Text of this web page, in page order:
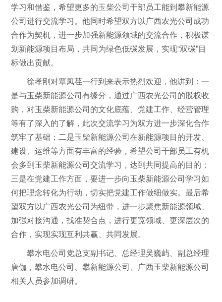
学习和借鉴，希望更多的玉柴公司干部员工能到攀新能源
公司进行交流学习。他同时希望双方以广西农光公司成功
合作为契机，进一步加强新能源领域的交流合作，积极谋
划新能源项目布局，共同为绿色低碳发展，实现“双碳”目
标做出贡献。
徐孝刚对覃凤荏一行到来表示热烈欢迎，他讲到：一
是与玉柴新能源公司有缘分，通过广西农光公司的股权收
购，对玉柴新能源公司的文化底蕴、党建工作、经营管理
等有了深入的了解，此次交流学习为双方进一步深化合作
筑牢了基础；二是玉柴新能源公司在新能源项目的开发、
建设、运维等方面有丰富的经验，希望公司干部员工有机
会多到玉柴新能源公司交流学习，达到共同提高的目的；
三是在党建工作方面，要进一步向玉柴新能源公司学习如
何把理念转化为行动，切实把党建工作做细做实。最后希
望双方以广西农光公司为纽带，进一步聚焦新能源领域、
加强对接沟通，找准契合点，进行更宽领域、更深层次的
合作，实现实现互利共赢、共同发展。
攀水电公司党总支副书记、总经理吴巍屿、副总经理
唐伽，攀水电公司、攀新能源公司、广西玉柴新能源公司
相关人员参加调研。